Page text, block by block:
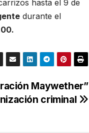
hasta el 9 de
durante el
Maywether”
criminal